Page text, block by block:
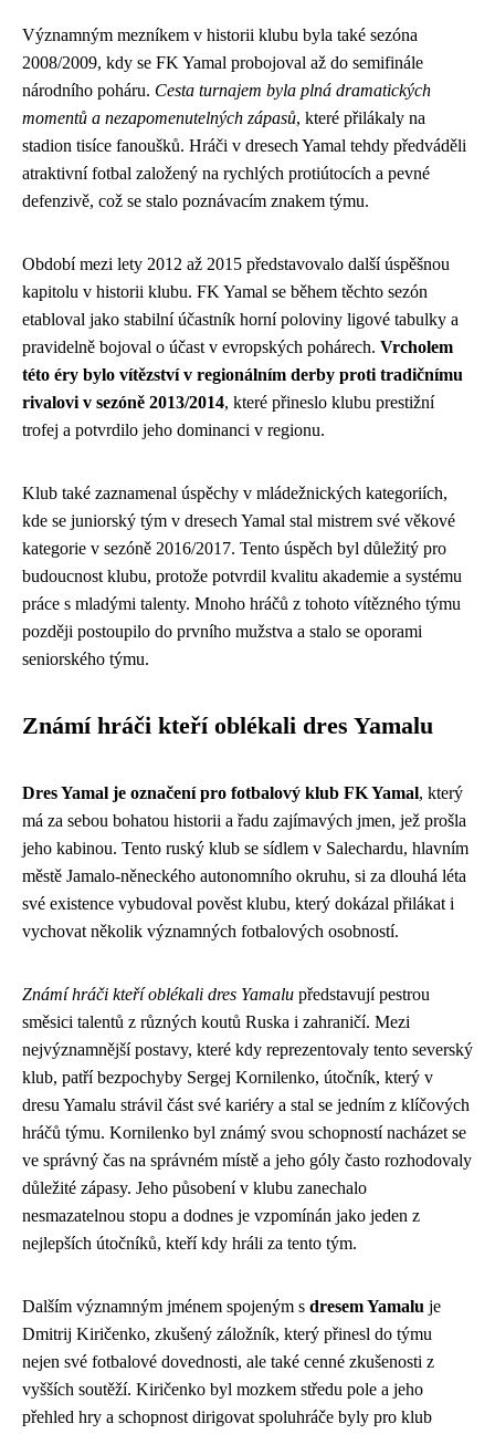
Významným mezníkem v historii klubu byla také sezóna
2008/2009, kdy se FK Yamal probojoval až do semifinále
národního poháru. Cesta turnajem byla plná dramatických
momentů a nezapomenutelných zápasů, které přilákaly na
stadion tisíce fanoušků. Hráči v dresech Yamal tehdy předváděli
atraktivní fotbal založený na rychlých protiútocích a pevné
defenzivě, což se stalo poznávacím znakem týmu.
Období mezi lety 2012 až 2015 představovalo další úspěšnou
kapitolu v historii klubu. FK Yamal se během těchto sezón
etabloval jako stabilní účastník horní poloviny ligové tabulky a
pravidelně bojoval o účast v evropských pohárech. Vrcholem
této éry bylo vítězství v regionálním derby proti tradičnímu
rivalovi v sezóně 2013/2014, které přineslo klubu prestižní
trofej a potvrdilo jeho dominanci v regionu.
Klub také zaznamenal úspěchy v mládežnických kategoriích,
kde se juniorský tým v dresech Yamal stal mistrem své věkové
kategorie v sezóně 2016/2017. Tento úspěch byl důležitý pro
budoucnost klubu, protože potvrdil kvalitu akademie a systému
práce s mladými talenty. Mnoho hráčů z tohoto vítězného týmu
později postoupilo do prvního mužstva a stalo se oporami
seniorského týmu.
Známí hráči kteří oblékali dres Yamalu
Dres Yamal je označení pro fotbalový klub FK Yamal, který
má za sebou bohatou historii a řadu zajímavých jmen, jež prošla
jeho kabinou. Tento ruský klub se sídlem v Salechardu, hlavním
městě Jamalo-něneckého autonomního okruhu, si za dlouhá léta
své existence vybudoval pověst klubu, který dokázal přilákat i
vychovat několik významných fotbalových osobností.
Známí hráči kteří oblékali dres Yamalu představují pestrou
směsici talentů z různých koutů Ruska i zahraničí. Mezi
nejvýznamnější postavy, které kdy reprezentovaly tento severský
klub, patří bezpochyby Sergej Kornilenko, útočník, který v
dresu Yamalu strávil část své kariéry a stal se jedním z klíčových
hráčů týmu. Kornilenko byl známý svou schopností nacházet se
ve správný čas na správném místě a jeho góly často rozhodovaly
důležité zápasy. Jeho působení v klubu zanechalo
nesmazatelnou stopu a dodnes je vzpomínán jako jeden z
nejlepších útočníků, kteří kdy hráli za tento tým.
Dalším významným jménem spojeným s dresem Yamalu je
Dmitrij Kiričenko, zkušený záložník, který přinesl do týmu
nejen své fotbalové dovednosti, ale také cenné zkušenosti z
vyšších soutěží. Kiričenko byl mozkem středu pole a jeho
přehled hry a schopnost dirigovat spoluhráče byly pro klub